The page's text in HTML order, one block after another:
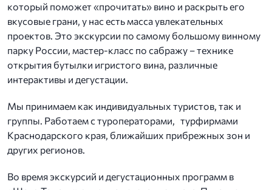
который поможет «прочитать» вино и раскрыть его
вкусовые грани, у нас есть масса увлекательных
проектов. Это экскурсии по самому большому винному
парку России, мастер-класс по сабражу – технике
открытия бутылки игристого вина, различные
интерактивы и дегустации.
Мы принимаем как индивидуальных туристов, так и
группы. Работаем с туроператорами, турфирмами
Краснодарского края, ближайших прибрежных зон и
других регионов.
Во время экскурсий и дегустационных программ в